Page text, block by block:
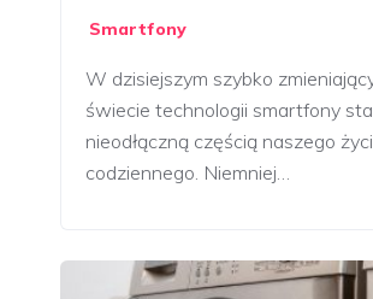
Smartfony
W dzisiejszym szybko
świecie technologii smartfony
nieodłączną częścią naszego
codziennego. Niemniej…